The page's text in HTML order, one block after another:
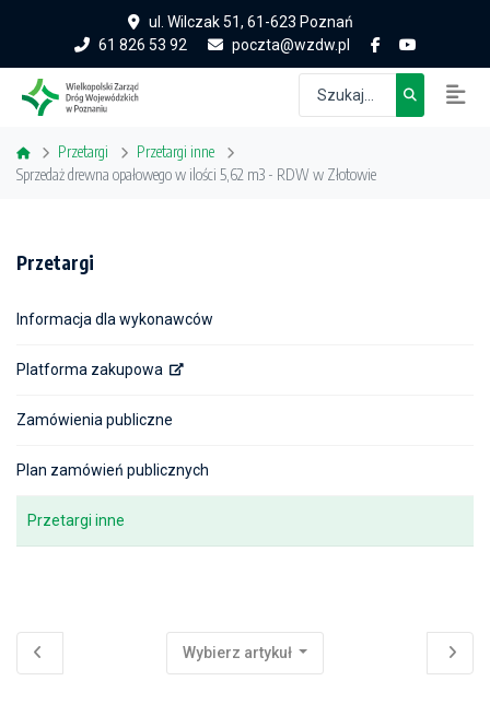
ul. Wilczak 51, 61-623 Poznań
61 826 53 92
poczta@wzdw.pl
Przetargi
Przetargi inne
Sprzedaż drewna opałowego w ilości 5,62 m3 - RDW w Złotowie
Przetargi
Informacja dla wykonawców
Platforma zakupowa
Zamówienia publiczne
Plan zamówień publicznych
Przetargi inne
Wybierz artykuł